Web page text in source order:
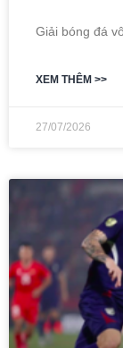
Giải bóng đá
XEM THÊM >>
27/07/2026